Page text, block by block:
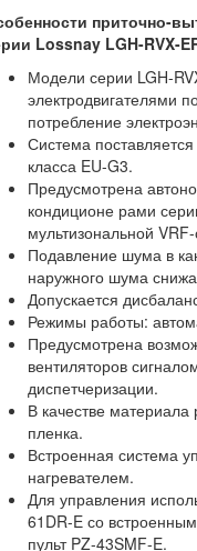
приточно-
Lossnay LGH-RVX-
Модели серии LGH-
электродвигателями
потребление
Система
класса EU-G3.
Предусмотрена
кондиционе рами
мультизональной
Подавление шума в
наружного шума
Допускается
Режимы работы:
Предусмотрена
вентиляторов
диспетчеризации.
В качестве материала
пленка.
Встроенная система
нагревателем.
Для управления
61DR-E со
пульт PZ-43SMF-E.